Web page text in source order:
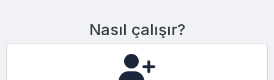
Nasıl çalışır?